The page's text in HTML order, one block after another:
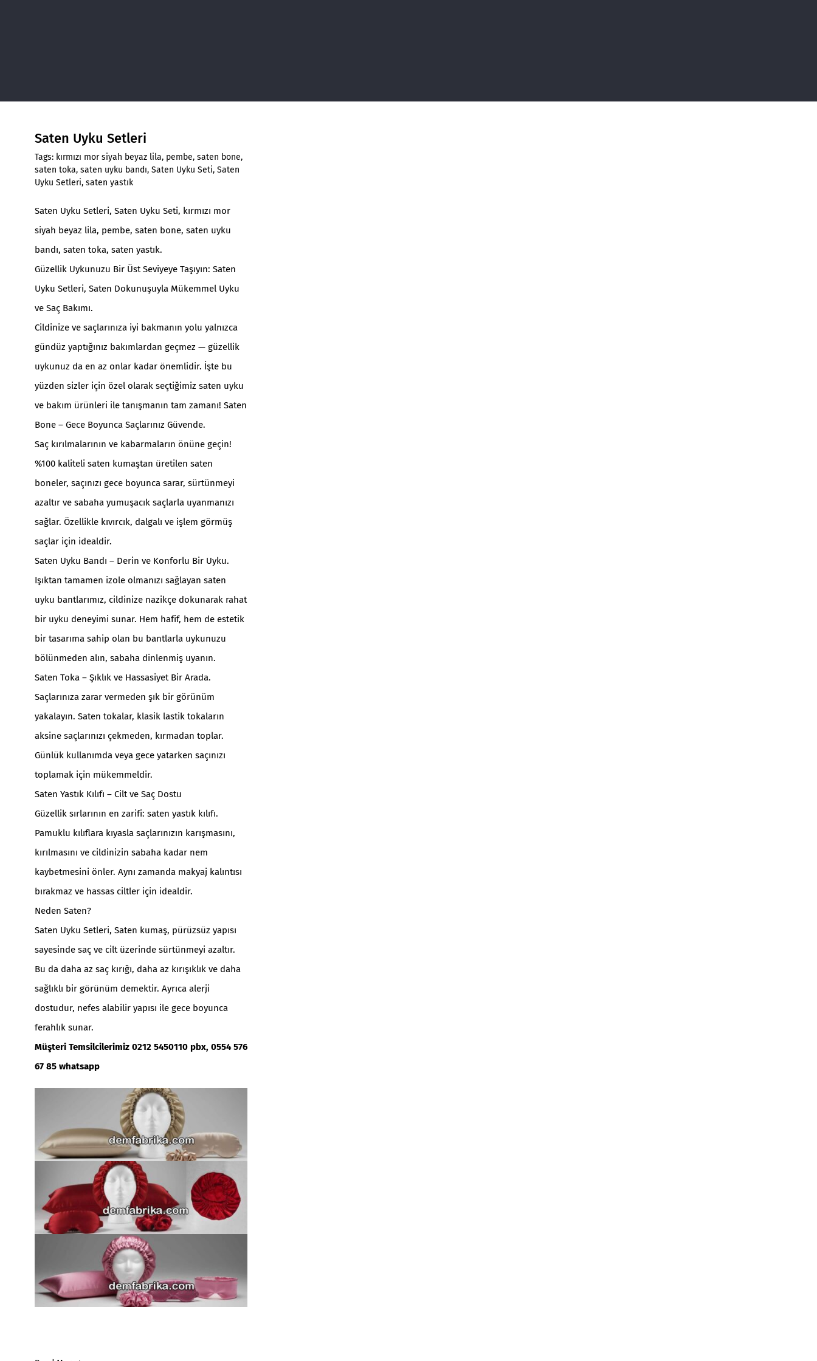
Saten Uyku Setleri
Tags: kırmızı mor siyah beyaz lila, pembe, saten bone,
saten toka, saten uyku bandı, Saten Uyku Seti, Saten
Uyku Setleri, saten yastık
Saten Uyku Setleri, Saten Uyku Seti, kırmızı mor
siyah beyaz lila, pembe, saten bone, saten uyku
bandı, saten toka, saten yastık.
Güzellik Uykunuzu Bir Üst Seviyeye Taşıyın: Saten
Uyku Setleri, Saten Dokunuşuyla Mükemmel Uyku
ve Saç Bakımı.
Cildinize ve saçlarınıza iyi bakmanın yolu yalnızca
gündüz yaptığınız bakımlardan geçmez — güzellik
uykunuz da en az onlar kadar önemlidir. İşte bu
yüzden sizler için özel olarak seçtiğimiz saten uyku
ve bakım ürünleri ile tanışmanın tam zamanı! Saten
Bone – Gece Boyunca Saçlarınız Güvende.
Saç kırılmalarının ve kabarmaların önüne geçin!
%100 kaliteli saten kumaştan üretilen saten
boneler, saçınızı gece boyunca sarar, sürtünmeyi
azaltır ve sabaha yumuşacık saçlarla uyanmanızı
sağlar. Özellikle kıvırcık, dalgalı ve işlem görmüş
saçlar için idealdir.
Saten Uyku Bandı – Derin ve Konforlu Bir Uyku.
Işıktan tamamen izole olmanızı sağlayan saten
uyku bantlarımız, cildinize nazikçe dokunarak rahat
bir uyku deneyimi sunar. Hem hafif, hem de estetik
bir tasarıma sahip olan bu bantlarla uykunuzu
bölünmeden alın, sabaha dinlenmiş uyanın.
Saten Toka – Şıklık ve Hassasiyet Bir Arada.
Saçlarınıza zarar vermeden şık bir görünüm
yakalayın. Saten tokalar, klasik lastik tokaların
aksine saçlarınızı çekmeden, kırmadan toplar.
Günlük kullanımda veya gece yatarken saçınızı
toplamak için mükemmeldir.
Saten Yastık Kılıfı – Cilt ve Saç Dostu
Güzellik sırlarının en zarifi: saten yastık kılıfı.
Pamuklu kılıflara kıyasla saçlarınızın karışmasını,
kırılmasını ve cildinizin sabaha kadar nem
kaybetmesini önler. Aynı zamanda makyaj kalıntısı
bırakmaz ve hassas ciltler için idealdir.
Neden Saten?
Saten Uyku Setleri, Saten kumaş, pürüzsüz yapısı
sayesinde saç ve cilt üzerinde sürtünmeyi azaltır.
Bu da daha az saç kırığı, daha az kırışıklık ve daha
sağlıklı bir görünüm demektir. Ayrıca alerji
dostudur, nefes alabilir yapısı ile gece boyunca
ferahlık sunar.
Müşteri Temsilcilerimiz 0212 5450110 pbx, 0554 576
67 85 whatsapp